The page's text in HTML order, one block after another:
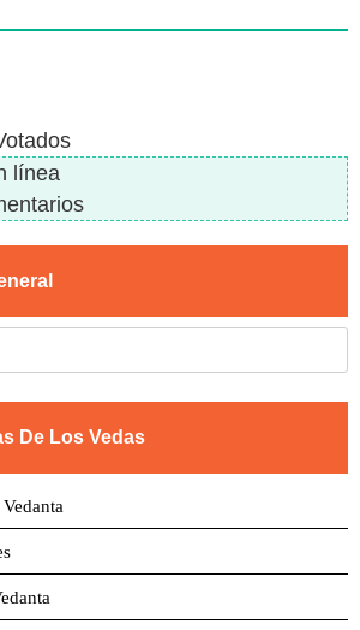
línea
De Los Vedas